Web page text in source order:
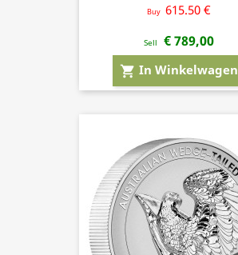
Buy 615.50 €
Sell € 789,00
shopping_cart In Winkelwagen